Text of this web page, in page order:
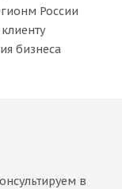
России
бизнеса
в